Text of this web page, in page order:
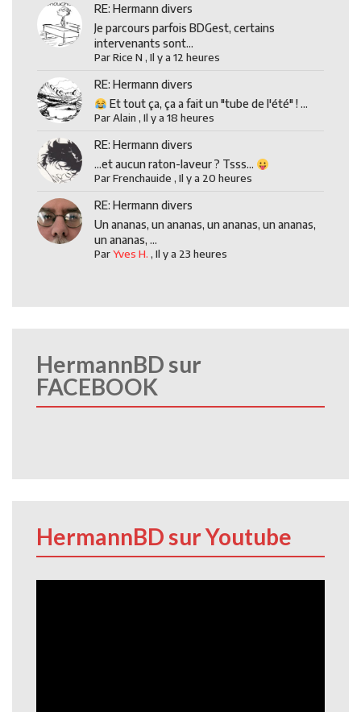
RE: Hermann divers
Je parcours parfois BDGest, certains
intervenants sont...
ParRice N ,Il y a 12 heures
RE: Hermann divers
Et tout ça, ça a fait un "tube de l'été" ! ...
ParAlain ,Il y a 18 heures
RE: Hermann divers
...et aucun raton-laveur ? Tsss...
ParFrenchauide ,Il y a 20 heures
RE: Hermann divers
Un ananas, un ananas, un ananas, un ananas,
un ananas, ...
ParYves H. ,Il y a 23 heures
HermannBD sur
FACEBOOK
HermannBD sur Youtube